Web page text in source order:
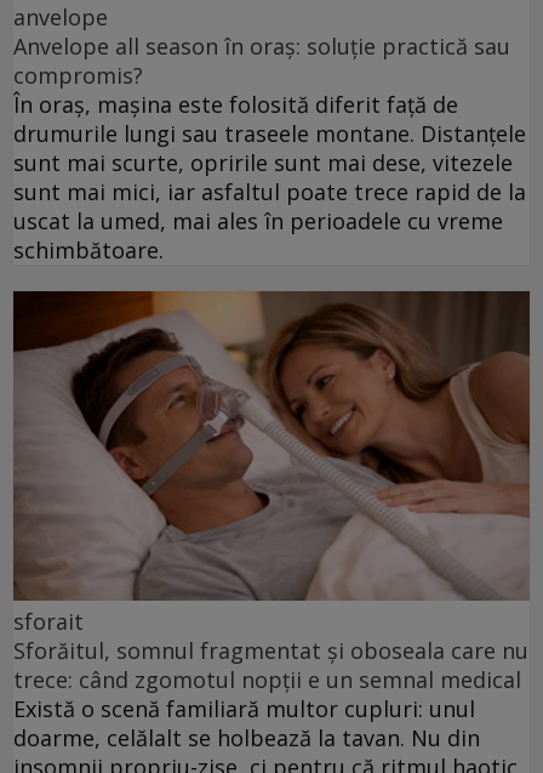
anvelope
Anvelope all season în oraș: soluție practică sau
compromis?
În oraș, mașina este folosită diferit față de
drumurile lungi sau traseele montane. Distanțele
sunt mai scurte, opririle sunt mai dese, vitezele
sunt mai mici, iar asfaltul poate trece rapid de la
uscat la umed, mai ales în perioadele cu vreme
schimbătoare.
sforait
Sforăitul, somnul fragmentat și oboseala care nu
trece: când zgomotul nopții e un semnal medical
Există o scenă familiară multor cupluri: unul
doarme, celălalt se holbează la tavan. Nu din